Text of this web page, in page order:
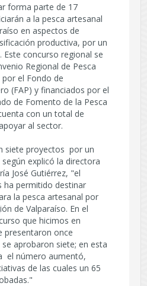
forma parte de 17
a la pesca artesanal
en aspectos de
productiva, por un
Este concurso regional se
Regional de Pesca
el Fondo de
(FAP) y financiados por el
de Fomento de la Pesca
con un total de
al sector.
siete proyectos por un
explicó la directora
José Gutiérrez, "el
ha permitido destinar
la pesca artesanal por
de Valparaíso. En el
que hicimos en
presentaron once
aprobaron siete; en esta
el número aumentó,
de las cuales un 65